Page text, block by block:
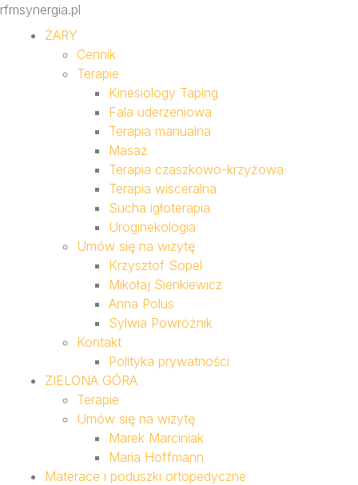
rfmsynergia.pl
ŻARY
Cennik
Terapie
Kinesiology Taping
Fala uderzeniowa
Terapia manualna
Masaż
Terapia czaszkowo-krzyżowa
Terapia wisceralna
Sucha igłoterapia
Uroginekologia
Umów się na wizytę
Krzysztof Sopel
Mikołaj Sienkiewicz
Anna Polus
Sylwia Powróżnik
Kontakt
Polityka prywatności
ZIELONA GÓRA
Terapie
Umów się na wizytę
Marek Marciniak
Maria Hoffmann
Materace i poduszki ortopedyczne